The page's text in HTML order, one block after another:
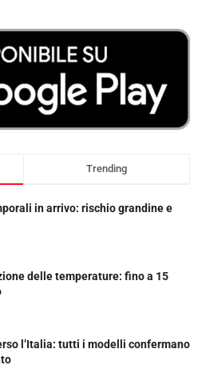
Trending
in arrivo: rischio grandine e
delle temperature: fino a 15
l’Italia: tutti i modelli confermano